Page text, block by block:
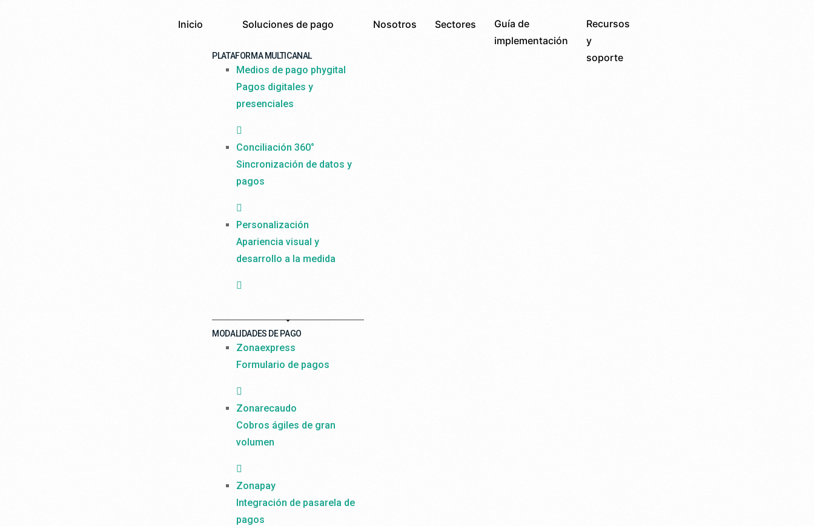
Inicio Soluciones de pago
PLATAFORMA MULTICANAL
Medios de pago phygital
Pagos digitales y
presenciales
Conciliación 360°
Sincronización de datos y
pagos
Personalización
Apariencia visual y
desarrollo a la medida
MODALIDADES DE PAGO
Zonaexpress
Formulario de pagos
Zonarecaudo
Cobros ágiles de gran
volumen
Zonapay
Integración de pasarela de
pagos
Nosotros Sectores
Guía de
implementación
Recursos
y
soporte